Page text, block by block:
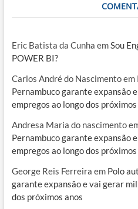
Eric Batista da Cunha emSou
POWER BI?
Carlos André do Nascimentoem
Pernambuco garante expansão
empregos ao longo dos próximos
Andresa Maria do nascimento
Pernambuco garante expansão
empregos ao longo dos próximos
George Reis Ferreira em Polo
garante expansão e vai gerar
dos próximos anos